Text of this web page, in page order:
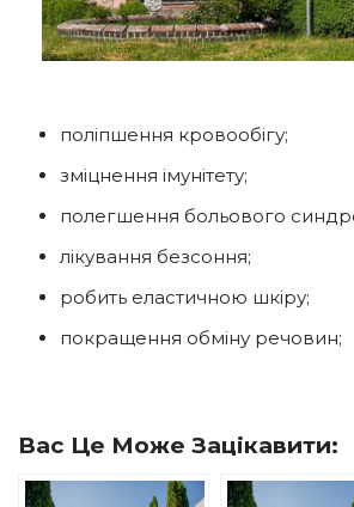
поліпшення кровообігу;
зміцнення імунітету;
полегшення больового
лікування безсоння;
робить еластичною шкіру;
покращення обміну речовин;
Вас Це Може Зацікавити: